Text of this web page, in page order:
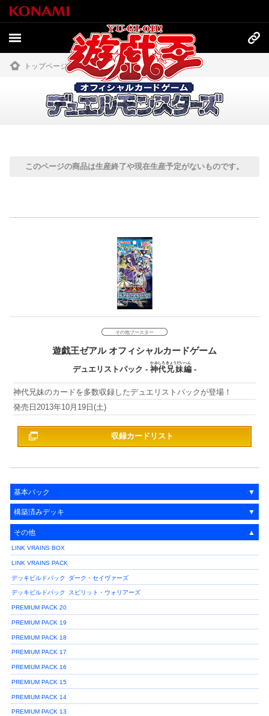
トップページ » 商品情報 » 過去の商品
過去の商品
このページの商品は生産終了や現在生産予定がないものです。
その他ブースター
遊戯王ゼアル オフィシャルカードゲーム
デュエリストパック - 神代
かみしろ
兄妹
きょうだい
編
へん
-
神代兄妹のカードを多数収録したデュエリストパックが登場！
2013年10月19日(土)
収録カードリスト
基本パック
構築済みデッキ
その他
LINK VRAINS BOX
LINK VRAINS PACK
デッキビルドパック ダーク・セイヴァーズ
デッキビルドパック スピリット・ウォリアーズ
PREMIUM PACK 20
PREMIUM PACK 19
PREMIUM PACK 18
PREMIUM PACK 17
PREMIUM PACK 16
PREMIUM PACK 15
PREMIUM PACK 14
PREMIUM PACK 13